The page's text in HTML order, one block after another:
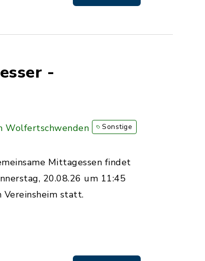
-
Wolfertschwenden Sonstige
Mittagessen findet
20.08.26 um 11:45
Vereinsheim statt.